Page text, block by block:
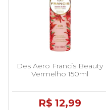
Des Aero Francis Beauty
Vermelho 150ml
R$ 12,99